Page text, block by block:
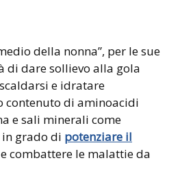
della nonna”, per le sue
di dare sollievo alla gola
e idratare
contenuto di aminoacidi
e sali minerali come
in grado di potenziare il
e combattere le malattie da